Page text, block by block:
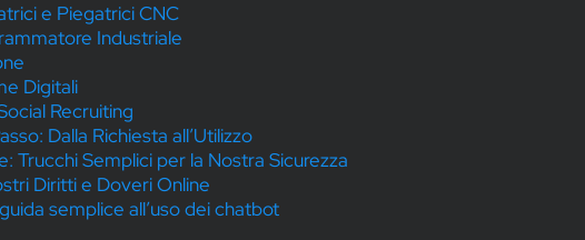
e Piegatrici CNC
Industriale
Digitali
Recruiting
Dalla Richiesta all’Utilizzo
Trucchi Semplici per la Nostra Sicurezza
Diritti e Doveri Online
semplice all’uso dei chatbot